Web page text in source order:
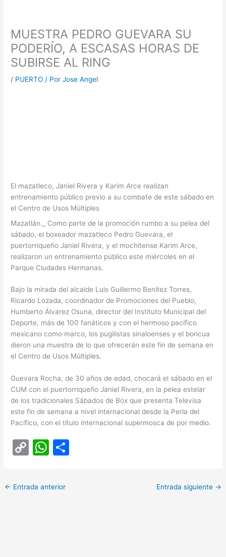
MUESTRA PEDRO GUEVARA SU
PODERÍO, A ESCASAS HORAS DE
SUBIRSE AL RING
/ PUERTO / PorJose Angel
El mazatleco, Janiel Rivera y Karim Arce realizan
entrenamiento público previo a su combate de este sábado en
el Centro de Usos Múltiples
Mazatlán._ Como parte de la promoción rumbo a su pelea del
sábado, el boxeador mazatleco Pedro Guevara, el
puertorriqueño Janiel Rivera, y el mochitense Karim Arce,
realizaron un entrenamiento público este miércoles en el
Parque Ciudades Hermanas.
Bajo la mirada del alcalde Luis Guillermo Benítez Torres,
Ricardo Lozada, coordinador de Promociones del Pueblo,
Humberto Álvarez Osuna, director del Instituto Municipal del
Deporte, más de 100 fanáticos y con el hermoso pacífico
mexicano como marco, los pugilistas sinaloenses y el boricua
dieron una muestra de lo que ofrecerán este fin de semana en
el Centro de Usos Múltiples.
Guevara Rocha, de 30 años de edad, chocará el sábado en el
CUM con el puertorriqueño Janiel Rivera, en la pelea estelar
de los tradicionales Sábados de Box que presenta Televisa
este fin de semana a nivel internacional desde la Perla del
Pacífico, con el título internacional supermosca de por medio.
C
p
y
W
at
s
← Entrada anterior Entrada siguiente →